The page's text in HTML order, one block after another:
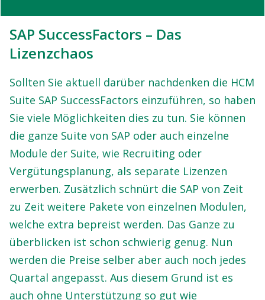
SAP SuccessFactors – Das
Lizenzchaos
Sollten Sie aktuell darüber nachdenken die HCM
Suite SAP SuccessFactors einzuführen, so haben
Sie viele Möglichkeiten dies zu tun. Sie können
die ganze Suite von SAP oder auch einzelne
Module der Suite, wie Recruiting oder
Vergütungsplanung, als separate Lizenzen
erwerben. Zusätzlich schnürt die SAP von Zeit
zu Zeit weitere Pakete von einzelnen Modulen,
welche extra bepreist werden. Das Ganze zu
überblicken ist schon schwierig genug. Nun
werden die Preise selber aber auch noch jedes
Quartal angepasst. Aus diesem Grund ist es
auch ohne Unterstützung so gut wie